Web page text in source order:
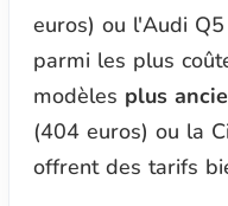
euros) ou l'Audi
parmi les plus
modèles plus
(404 euros) ou la
offrent des tarifs